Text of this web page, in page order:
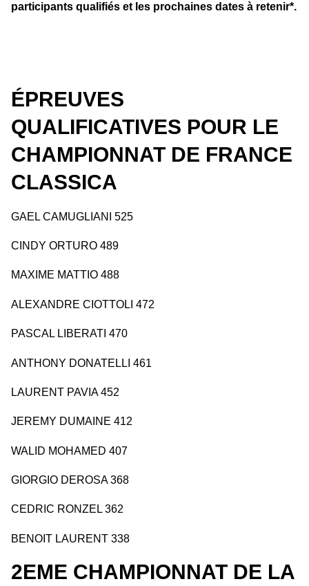
participants qualifiés et les prochaines dates à retenir*.
ÉPREUVES
QUALIFICATIVES POUR LE
CHAMPIONNAT DE FRANCE
CLASSICA
GAEL CAMUGLIANI 525
CINDY ORTURO 489
MAXIME MATTIO 488
ALEXANDRE CIOTTOLI 472
PASCAL LIBERATI 470
ANTHONY DONATELLI 461
LAURENT PAVIA 452
JEREMY DUMAINE 412
WALID MOHAMED 407
GIORGIO DEROSA 368
CEDRIC RONZEL 362
BENOIT LAURENT 338
2EME CHAMPIONNAT DE LA